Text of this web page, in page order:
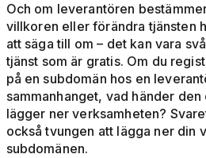
Och om leverantören
villkoren eller förändra tjänsten
att säga till om – det kan vara
tjänst som är gratis. Om du
på en subdomän hos en
sammanhanget, vad händer
lägger ner verksamheten?
också tvungen att lägga ner din
subdomänen.